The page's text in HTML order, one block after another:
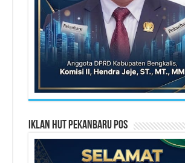
Iklan HUT Pekanbaru Pos